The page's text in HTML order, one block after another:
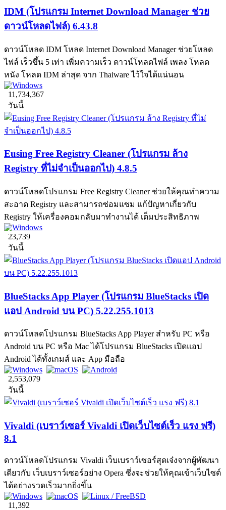
IDM (โปรแกรม Internet Download Manager ช่วย
ดาวน์โหลดไฟล์) 6.43.8
ดาวน์โหลด IDM โหลด Internet Download Manager ช่วยโหลด
ไฟล์ เร็วขึ้น 5 เท่า เพิ่มความเร็ว ดาวน์โหลดไฟล์ เพลง โหลด
หนัง โหลด IDM ล่าสุด จาก Thaiware ไว้ใจได้แน่นอน
11,734,367
วันนี้
Eusing Free Registry Cleaner (โปรแกรม ล้าง
Registry ที่ไม่จำเป็นออกไป) 4.8.5
ดาวน์โหลดโปรแกรม Free Registry Cleaner ช่วยให้คุณทำความ
สะอาด Registry และสามารถซ่อมแซม แก้ปัญหาเกี่ยวกับ
Registry ให้เครื่องคอมกลับมาทำงานได้ เต็มประสิทธิภาพ
23,739
วันนี้
BlueStacks App Player (โปรแกรม BlueStacks เปิด
แอป Android บน PC) 5.22.255.1013
ดาวน์โหลดโปรแกรม BlueStacks App Player สำหรับ PC หรือ
Android บน PC หรือ Mac ได้โปรแกรม BlueStacks เปิดแอป
Android ได้ทั้งเกมส์ และ App มือถือ
2,553,079
วันนี้
Vivaldi (เบราว์เซอร์ Vivaldi เปิดเว็บไซต์เร็ว แรง ฟรี)
8.1
ดาวน์โหลดโปรแกรม Vivaldi เว็บเบราว์เซอร์สุดเจ๋งจากผู้พัฒนา
เดียวกับ เว็บเบราว์เซอร์อย่าง Opera ซึ่งจะช่วยให้คุณเข้าเว็บไซต์
ได้อย่างรวดเร็วมากยิ่งขึ้น
11,392